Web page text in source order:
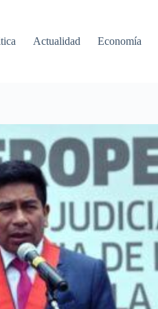
Actualidad Economía